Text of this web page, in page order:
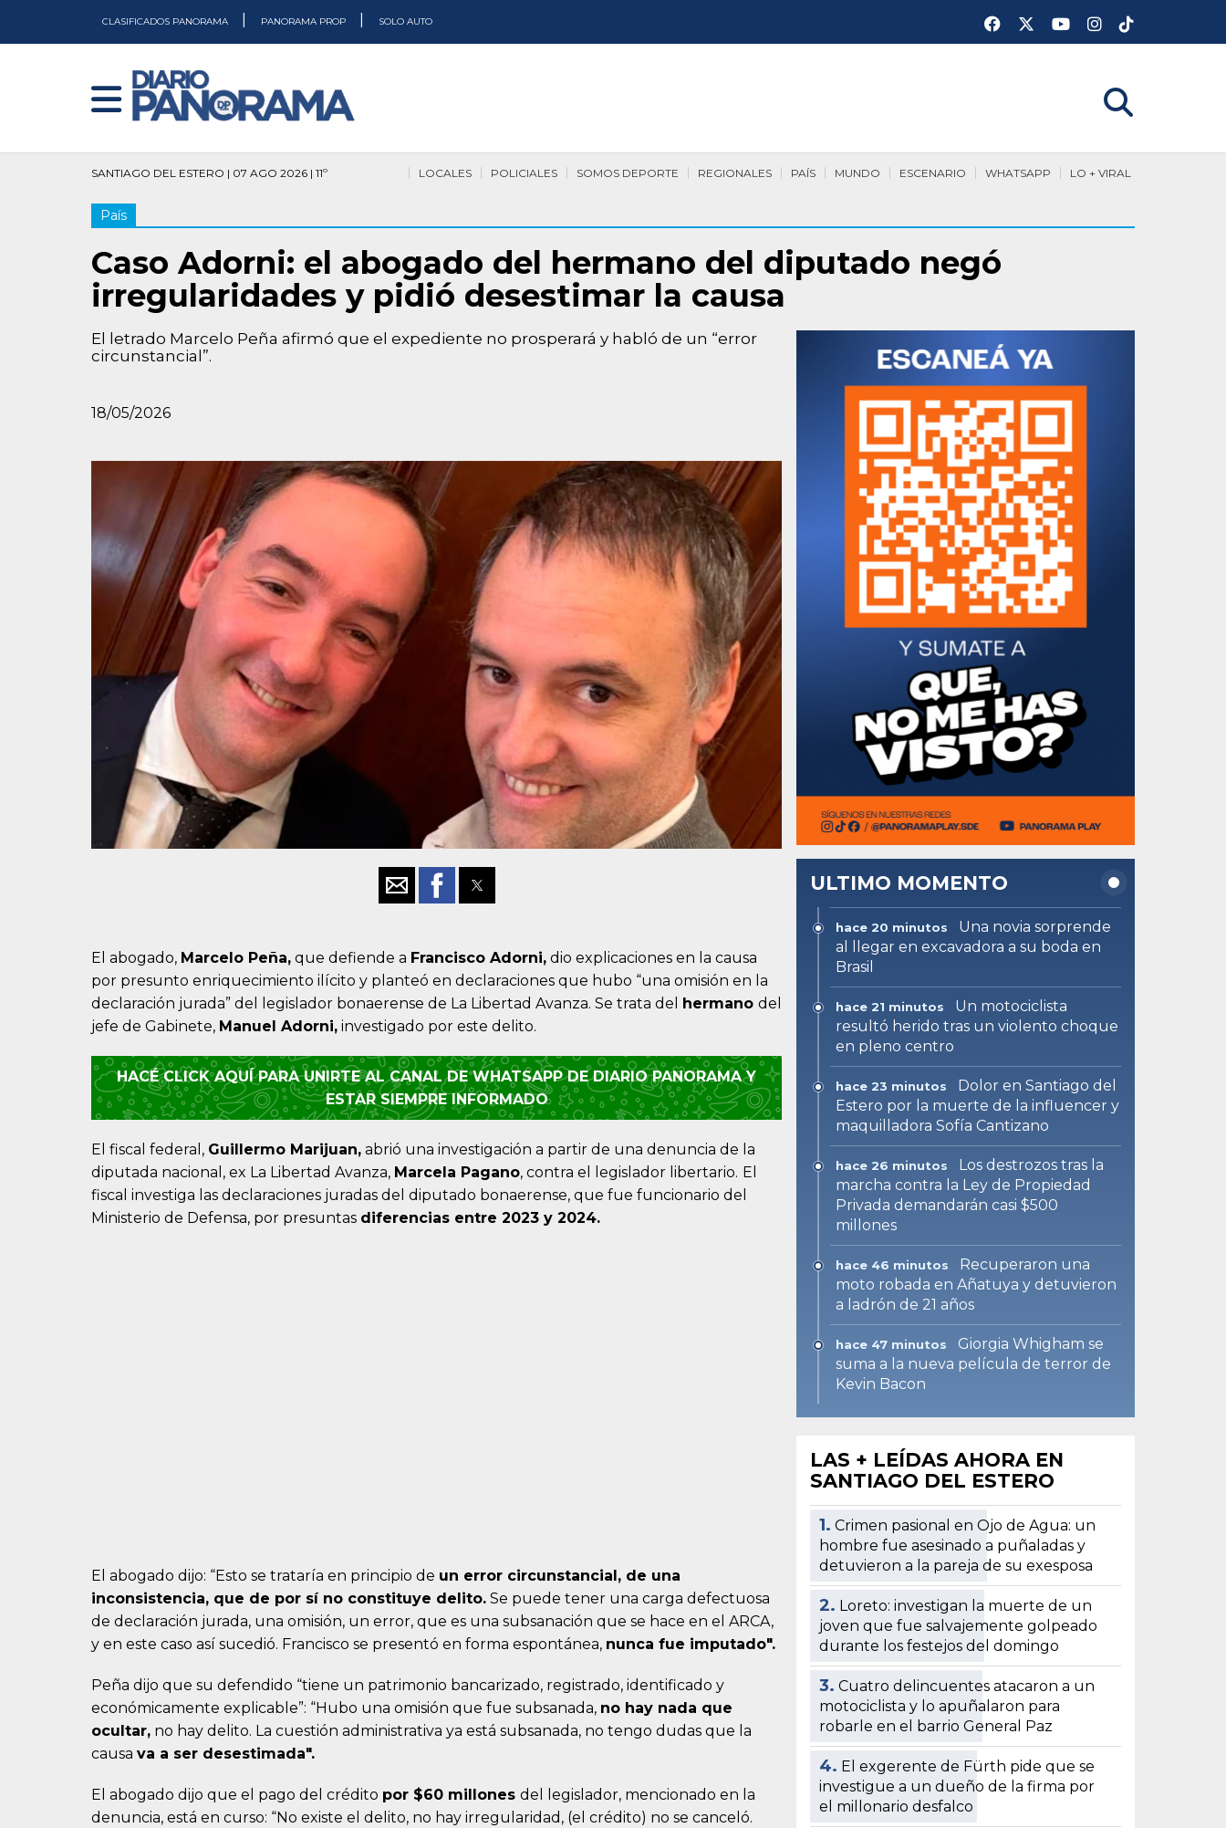
CLASIFICADOS PANORAMA PANORAMA PROP SOLO AUTO
SANTIAGO DEL ESTERO | 07 AGO 2026 | 11º LO + VIRAL
WHATSAPP
ESCENARIO
MUNDO
PAÍS
REGIONALES
SOMOS DEPORTE
POLICIALES
LOCALES
País
Caso Adorni: el abogado del hermano del diputado negó
irregularidades y pidió desestimar la causa
El letrado Marcelo Peña afirmó que el expediente no prosperará y habló de un “error
circunstancial”.
18/05/2026
El abogado, Marcelo Peña, que defiende a Francisco Adorni, dio explicaciones en la causa
por presunto enriquecimiento ilícito y planteó en declaraciones que hubo “una omisión en la
declaración jurada” del legislador bonaerense de La Libertad Avanza. Se trata del
hermano del
jefe de Gabinete, Manuel Adorni, investigado por este delito.
HACÉ CLICK AQUÍ PARA UNIRTE AL CANAL DE WHATSAPP DE DIARIO PANORAMA Y
ESTAR SIEMPRE INFORMADO
El fiscal federal, Guillermo Marijuan, abrió una investigación a partir de una denuncia de la
diputada nacional, ex La Libertad Avanza, Marcela Pagano, contra el legislador libertario. El
fiscal investiga las declaraciones juradas del diputado bonaerense, que fue funcionario del
Ministerio de Defensa, por presuntas diferencias entre 2023 y 2024.
El abogado dijo: “Esto se trataría en principio de un error circunstancial, de una
inconsistencia, que de por sí no constituye delito. Se puede tener una carga defectuosa
de declaración jurada, una omisión, un error, que es una subsanación que se hace en el ARCA,
y en este caso así sucedió. Francisco se presentó en forma espontánea, nunca fue imputado".
Peña dijo que su defendido “tiene un patrimonio bancarizado, registrado, identificado y
económicamente explicable”: “Hubo una omisión que fue subsanada, no hay nada que
ocultar, no hay delito. La cuestión administrativa ya está subsanada, no tengo dudas que la
causa va a ser desestimada".
El abogado dijo que el pago del crédito por $60 millones del legislador, mencionado en la
denuncia, está en curso: “No existe el delito, no hay irregularidad, (el crédito) no se canceló.
ULTIMO MOMENTO
hace 20 minutos
Una novia sorprende
al llegar en excavadora a su boda en
Brasil
hace 21 minutos
Un motociclista
resultó herido tras un violento choque
en pleno centro
hace 23 minutos
Dolor en Santiago del
Estero por la muerte de la influencer y
maquilladora Sofía Cantizano
hace 26 minutos
Los destrozos tras la
marcha contra la Ley de Propiedad
Privada demandarán casi $500
millones
hace 46 minutos
Recuperaron una
moto robada en Añatuya y detuvieron
a ladrón de 21 años
hace 47 minutos
Giorgia Whigham se
suma a la nueva película de terror de
Kevin Bacon
LAS + LEÍDAS AHORA EN
SANTIAGO DEL ESTERO
1. Crimen pasional en Ojo de Agua: un
hombre fue asesinado a puñaladas y
detuvieron a la pareja de su exesposa
2. Loreto: investigan la muerte de un
joven que fue salvajemente golpeado
durante los festejos del domingo
3. Cuatro delincuentes atacaron a un
motociclista y lo apuñalaron para
robarle en el barrio General Paz
4. El exgerente de Fürth pide que se
investigue a un dueño de la firma por
el millonario desfalco